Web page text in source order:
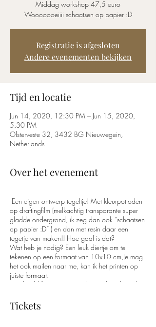
Middag workshop 47,5 euro
Wooooooeiiii schaatsen op papier :D
Registratie is afgesloten
Andere evenementen bekijken
Tijd en locatie
Jun 14, 2020, 12:30 PM – Jun 15, 2020,
5:30 PM
Olsterveste 32, 3432 BG Nieuwegein,
Netherlands
Over het evenement
Een eigen ontwerp tegeltje! Met kleurpotloden
op draftingfilm (melkachtig transparante super
gladde ondergrond, ik zeg dan ook “schaatsen
op papier :D” ) en dan met resin daar een
tegetje van maken!! Hoe gaaf is dat?
Wat heb je nodig? Een leuk diertje om te
tekenen op een formaat van 10x10 cm Je mag
het ook mailen naar me, kan ik het printen op
juiste formaat.
Voorbeeld foto zijn gemaakte werken door de
2,5 euro korting als je het werk na 1 week zelf
op komt halen. Resin heeft namelijk tijd nodig
om uit te harden. Werkje wordt dus op de bus
Tickets